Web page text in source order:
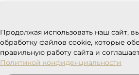
Условия обмена и возврата
Реквизиты
Продолжая использовать наш сайт,
обработку файлов cookie, которые
правильную работу сайта и
Политикой конфиденциальности